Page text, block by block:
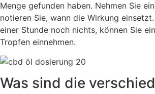
Menge gefunden haben. Nehmen Sie
notieren Sie, wann die Wirkung
einer Stunde noch nichts, können Sie
Tropfen einnehmen.
Was sind die